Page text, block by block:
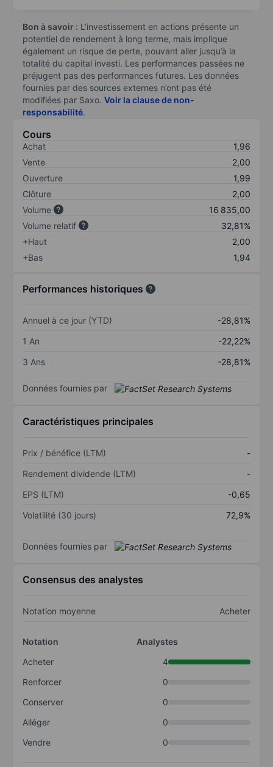
Bon à savoir : L’investissement en actions présente un
potentiel de rendement à long terme, mais implique
également un risque de perte, pouvant aller jusqu’à la
totalité du capital investi. Les performances passées ne
préjugent pas des performances futures. Les données
fournies par des sources externes n’ont pas été
modifiées par Saxo. Voir la clause de non-
responsabilité.
Cours
Achat
1,96
Vente
2,00
Ouverture
1,99
Clôture
2,00
Volume
16 835,00
Volume relatif
32,81%
+Haut
2,00
+Bas
1,94
Performances historiques
Annuel à ce jour (YTD)
-28,81%
1 An
-22,22%
3 Ans
-28,81%
Données fournies par
Caractéristiques principales
Prix / bénéfice (LTM)
-
Rendement dividende (LTM)
-
EPS (LTM)
-0,65
Volatilité (30 jours)
72,9%
Données fournies par
Consensus des analystes
Notation moyenne Acheter
Notation
Analystes
Acheter
4
Renforcer
0
Conserver
0
Alléger
0
Vendre
0